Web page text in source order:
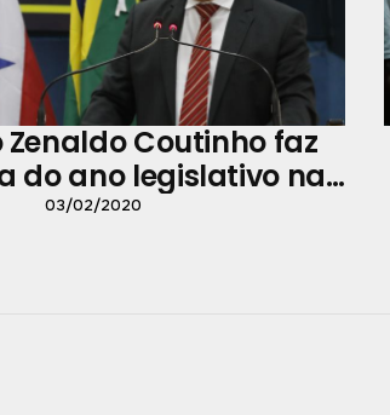
Zenaldo Coutinho faz
do ano legislativo na
Municipal de Belém
03/02/2020